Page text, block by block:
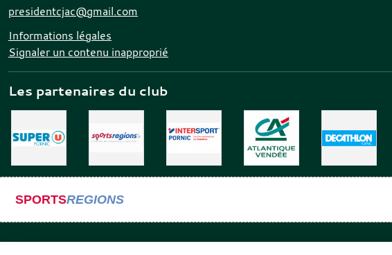
presidentcjac@gmail.com
Informations légales
Signaler un contenu inapproprié
Les partenaires du club
SPORTSREGIONS